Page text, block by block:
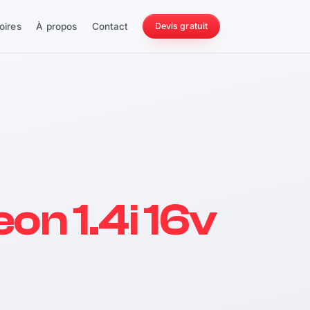
À propos Contact Devis gratuit
228 Nm
1.4i 16v